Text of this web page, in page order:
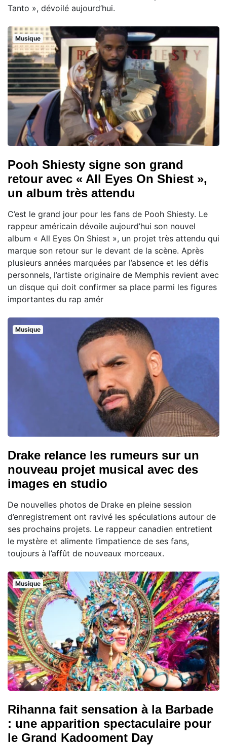
Tanto », dévoilé aujourd’hui.
Musique
Pooh Shiesty signe son grand
retour avec « All Eyes On Shiest »,
un album très attendu
C’est le grand jour pour les fans de Pooh Shiesty. Le
rappeur américain dévoile aujourd’hui son nouvel
album « All Eyes On Shiest », un projet très attendu qui
marque son retour sur le devant de la scène. Après
plusieurs années marquées par l’absence et les défis
personnels, l’artiste originaire de Memphis revient avec
un disque qui doit confirmer sa place parmi les figures
importantes du rap amér
Musique
Drake relance les rumeurs sur un
nouveau projet musical avec des
images en studio
De nouvelles photos de Drake en pleine session
d’enregistrement ont ravivé les spéculations autour de
ses prochains projets. Le rappeur canadien entretient
le mystère et alimente l’impatience de ses fans,
toujours à l’affût de nouveaux morceaux.
Musique
Rihanna fait sensation à la Barbade
: une apparition spectaculaire pour
le Grand Kadooment Day